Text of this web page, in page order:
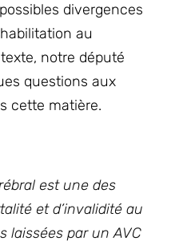
divergences
au
notre député
questions aux
cette matière.
est une des
et d’invalidité au
laissées par un AVC